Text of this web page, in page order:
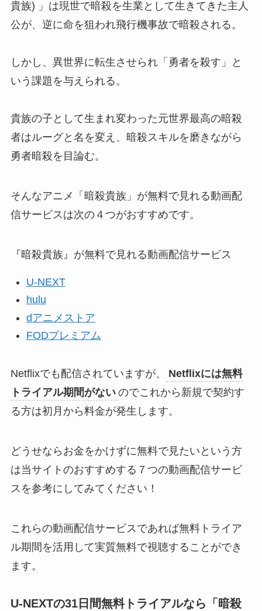
貴族) 」は現世で暗殺を生業として生きてきた主人
公が、逆に命を狙われ飛行機事故で暗殺される。
しかし、異世界に転生させられ「勇者を殺す」と
いう課題を与えられる。
貴族の子として生まれ変わった元世界最高の暗殺
者はルーグと名を変え、暗殺スキルを磨きながら
勇者暗殺を目論む。
そんなアニメ「暗殺貴族」が無料で見れる動画配
信サービスは次の４つがおすすめです。
『暗殺貴族』が無料で見れる動画配信サービス
U-NEXT
hulu
dアニメストア
FODプレミアム
Netflixでも配信されていますが、
Netflixには無料
トライアル期間がない のでこれから新規で契約す
る方は初月から料金が発生します。
どうせならお金をかけずに無料で見たいという方
は当サイトのおすすめする７つの動画配信サービ
スを参考にしてみてください！
これらの動画配信サービスであれば無料トライア
ル期間を活用して実質無料で視聴することができ
ます。
U-NEXTの31日間無料トライアルなら「暗殺